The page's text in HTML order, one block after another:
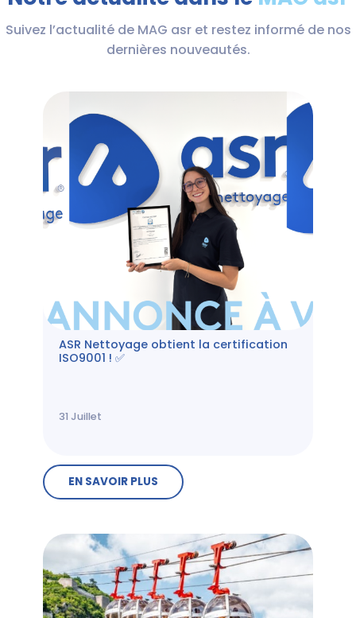
Suivez l’actualité de MAG asr et restez informé de nos
dernières nouveautés.
ASR Nettoyage obtient la certification
ISO9001 ! ✅
31 Juillet
EN SAVOIR PLUS